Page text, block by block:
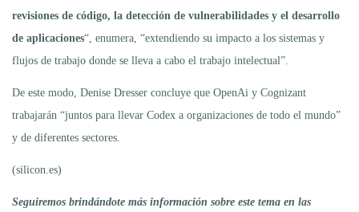
revisiones de código, la detección de vulnerabilidades y el desarrollo
de aplicaciones“, enumera, “extendiendo su impacto a los sistemas y
flujos de trabajo donde se lleva a cabo el trabajo intelectual”.
De este modo, Denise Dresser concluye que OpenAi y Cognizant
trabajarán “juntos para llevar Codex a organizaciones de todo el mundo”
y de diferentes sectores.
(silicon.es)
Seguiremos brindándote más información sobre este tema en las